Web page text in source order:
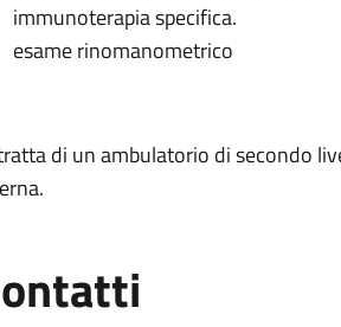
immunoterapia specifica.
esame rinomanometrico
di un ambulatorio di secondo